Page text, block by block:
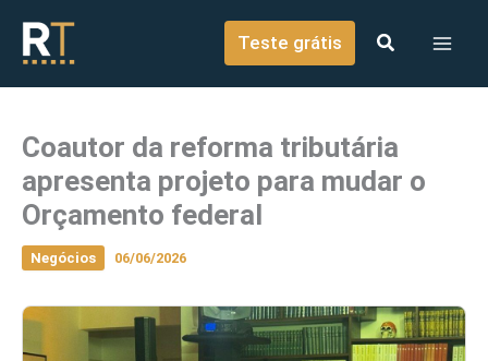
conteúdo
Teste grátis
Coautor da reforma tributária
apresenta projeto para mudar o
Orçamento federal
Negócios 06/06/2026